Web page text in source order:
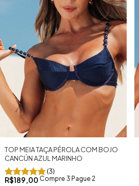
TOP MEIA TAÇA PÉROLA COM BOJO
CANCÚN AZUL MARINHO
(3)
R$189,00 Compre 3 Pague 2